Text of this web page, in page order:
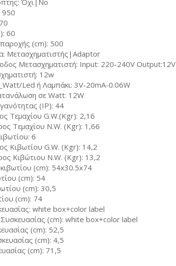
Όχι|No
950
60
(cm): 500
Μετασχηματιστής|Adaptor
Μετασχηματιστή: Input: 220-240V Output:12V
12w
Led ή Λαμπάκι: 3V-20mA-0.06W
σε Watt: 12W
(IP): 44
Τεμαχίου G.W.(Kgr): 2,16
Τεμαχίου N.W. (Kgr): 1,66
6
Κιβωτίου G.W. (Kgr): 14,2
Κιβώτιου N.W. (Kgr): 13,2
(cm): 54x30.5x74
(cm): 54
(cm): 30,5
(cm): 74
white box+color label
Συσκευασίας (cm): white box+color label
(cm): 52,5
(cm): 4,5
(cm): 71,5